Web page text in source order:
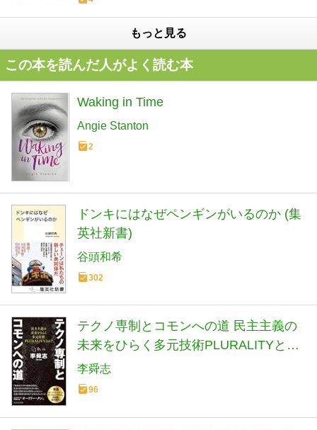
もっと見る
この本を読んだ人がよく読む本
Waking in Time
Angie Stanton
2
ドンキにはなぜペンギンがいるのか (集
英社新書)
谷頭和希
302
テクノ専制とコモンへの道 民主主義の
未来をひらく多元技術PLURALITYと
は? (集英社新書)
李舜志
96